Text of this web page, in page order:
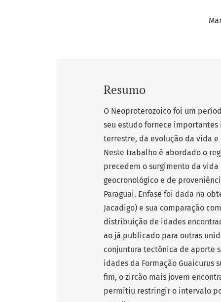
Resumo
O Neoproterozoico foi um
seu estudo fornece
terrestre, da evolução da vida
Neste trabalho é abordado o
precedem o surgimento da
geocronológico e de
Paraguai. Enfase foi dada na
Jacadigo) e sua comparação
distribuição de idades
ao já publicado para outras
conjuntura tectônica de aporte
idades da Formação Guaicurus
fim, o zircão mais jovem
permitiu restringir o intervalo